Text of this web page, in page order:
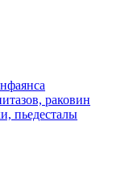
раковин
пьедесталы